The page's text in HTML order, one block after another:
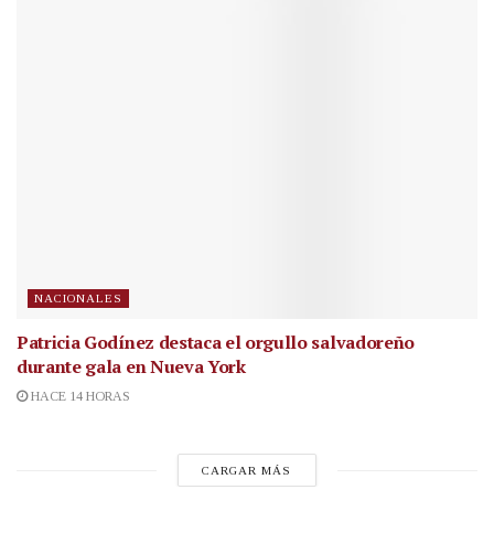
NACIONALES
Patricia Godínez destaca el orgullo salvadoreño
durante gala en Nueva York
HACE 14 HORAS
CARGAR MÁS